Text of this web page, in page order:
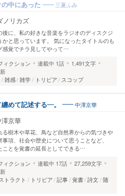
中にあった 三夏ふみ
ノリカズ
に、私の好きな音楽をラジオのディスクジ
かと思っています。 気になったタイトルのも
感覚でチラ見してやって…
ィクション 連載中 1話
1,491文字
雑感 雑学 トリビア スコップ
めて記述する—。 中澤京華
京華
樹木や草花、鳥など自然界からの気づきや
項、社会や歴史について思うことなど、
ことを覚書の延長としてできる…
ィクション 連載中 17話
27,259文字
トラクト トリビア 記事 覚書 詩文
随